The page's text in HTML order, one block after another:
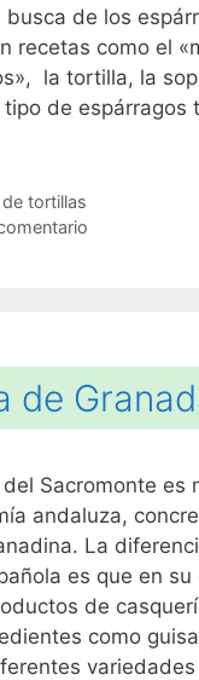
busca de los
recetas como el
la tortilla, la
tipo de espárragos
tortillas
de
Sacromonte es
andaluza,
La
es que en su
de
como